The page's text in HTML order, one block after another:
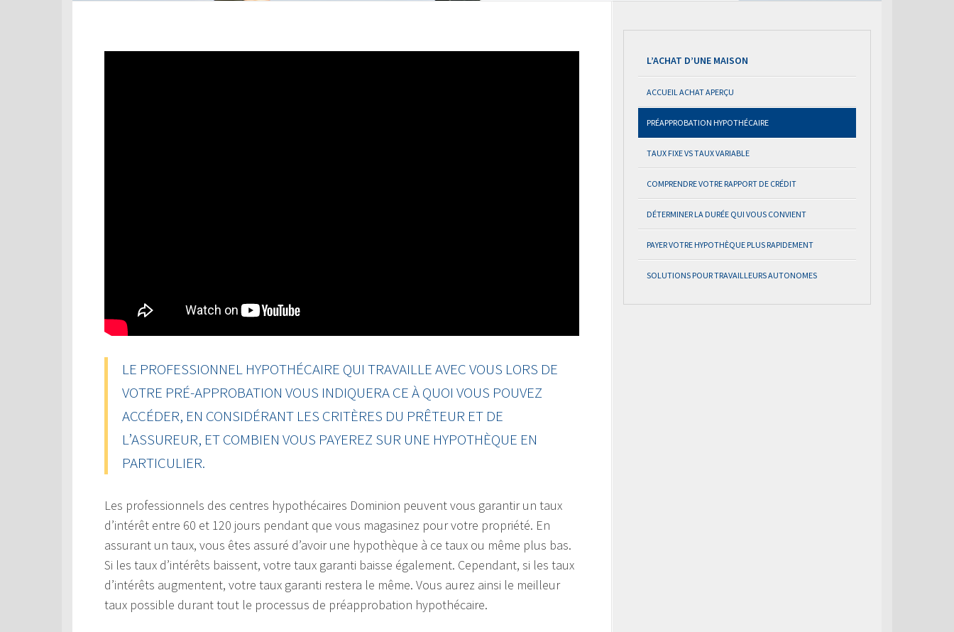
LE PROFESSIONNEL HYPOTHÉCAIRE QUI TRAVAILLE AVEC VOUS LORS DE
VOTRE PRÉ-APPROBATION VOUS INDIQUERA CE À QUOI VOUS POUVEZ
ACCÉDER, EN CONSIDÉRANT LES CRITÈRES DU PRÊTEUR ET DE
L’ASSUREUR, ET COMBIEN VOUS PAYEREZ SUR UNE HYPOTHÈQUE EN
PARTICULIER.
Les professionnels des centres hypothécaires Dominion peuvent vous garantir un taux
d’intérêt entre 60 et 120 jours pendant que vous magasinez pour votre propriété. En
assurant un taux, vous êtes assuré d’avoir une hypothèque à ce taux ou même plus bas.
Si les taux d’intérêts baissent, votre taux garanti baisse également. Cependant, si les taux
d’intérêts augmentent, votre taux garanti restera le même. Vous aurez ainsi le meilleur
taux possible durant tout le processus de préapprobation hypothécaire.
L’ACHAT D’UNE MAISON
ACCUEIL ACHAT APERÇU
PRÉAPPROBATION HYPOTHÉCAIRE
TAUX FIXE VS TAUX VARIABLE
COMPRENDRE VOTRE RAPPORT DE CRÉDIT
DÉTERMINER LA DURÉE QUI VOUS CONVIENT
PAYER VOTRE HYPOTHÈQUE PLUS RAPIDEMENT
SOLUTIONS POUR TRAVAILLEURS AUTONOMES